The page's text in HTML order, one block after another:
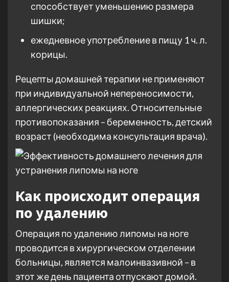
способствует уменьшению размера
шишки;
ежедневное употребление в пищу 1 ч. л.
корицы.
Рецепты домашней терапии не применяют
при индивидуальной непереносимости,
аллергических реакциях. Относительные
противопоказания – беременность, детский
возраст (необходима консультация врача).
Как происходит операция
по удалению
Операция по удалению липомы на ноге
проводится в хирургическом отделении
больницы, является малоинвазивной – в
этот же день пациента отпускают домой.